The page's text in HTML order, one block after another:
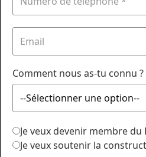
Comment nous as-tu connu ?
Je veux devenir membre du
Je veux soutenir la